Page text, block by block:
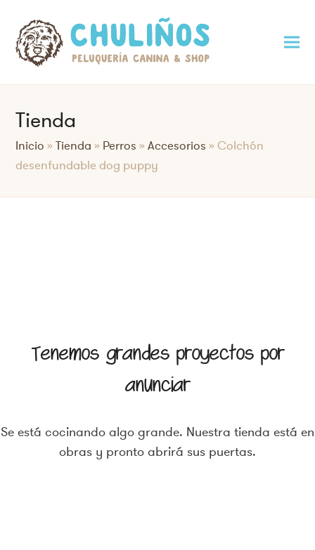
Tienda
Inicio »Tienda » Perros »Accesorios »Colchón
desenfundable dog puppy
Tenemos grandes proyectos por
anunciar
Se está cocinando algo grande. Nuestra tienda está en
obras y pronto abrirá sus puertas.